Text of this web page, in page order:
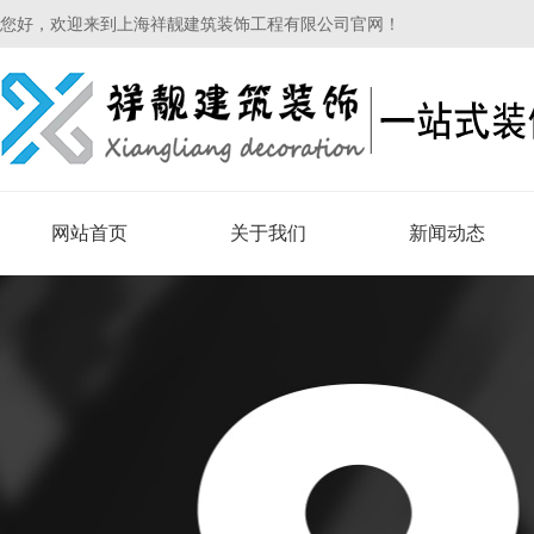
您好，欢迎来到上海祥靓建筑装饰工程有限公司官网！
网站首页 关于我们 新闻动态